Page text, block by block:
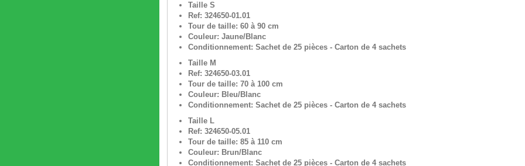
Taille S
Ref: 324650-01.01
Tour de taille: 60 à 90 cm
Couleur: Jaune/Blanc
Conditionnement: Sachet de 25 pièces - Carton de 4 sachets
Taille M
Ref: 324650-03.01
Tour de taille: 70 à 100 cm
Couleur: Bleu/Blanc
Conditionnement: Sachet de 25 pièces - Carton de 4 sachets
Taille L
Ref: 324650-05.01
Tour de taille: 85 à 110 cm
Couleur: Brun/Blanc
Conditionnement: Sachet de 25 pièces - Carton de 4 sachets